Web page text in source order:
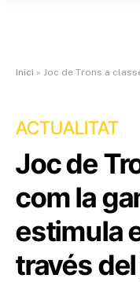
Inici » Joc de Trons a classe:
ACTUALITAT
Joc de
com la
estimula
través